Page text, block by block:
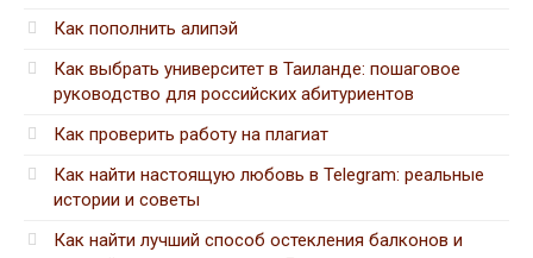
Как пополнить алипэй
Как выбрать университет в Таиланде: пошаговое
руководство для российских абитуриентов
Как проверить работу на плагиат
Как найти настоящую любовь в Telegram: реальные
истории и советы
Как найти лучший способ остекления балконов и